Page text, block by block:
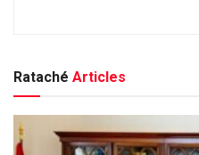
Rataché Articles